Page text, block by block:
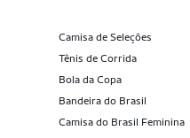
Camisa de Seleções
Tênis de Corrida
Bola da Copa
Bandeira do Brasil
Camisa do Brasil Feminina